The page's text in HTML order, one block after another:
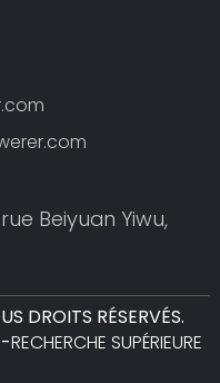
Beiyuan Yiwu,
DROITS RÉSERVÉS.
-RECHERCHE SUPÉRIEURE